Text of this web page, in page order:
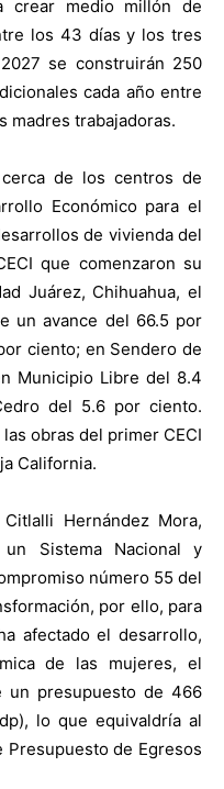
crear medio millón de
los 43 días y los tres
se construirán 250
cada año entre
madres trabajadoras.
de los centros de
Económico para el
de vivienda del
que comenzaron su
Juárez, Chihuahua, el
un avance del 66.5 por
ciento; en Sendero de
Municipio Libre del 8.4
del 5.6 por ciento.
obras del primer CECI
California.
Hernández Mora,
Sistema Nacional y
número 55 del
por ello, para
afectado el desarrollo,
de las mujeres, el
un presupuesto de 466
lo que equivaldría al
de Egresos